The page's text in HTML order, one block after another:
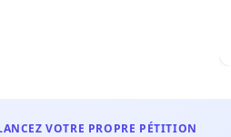
VOTRE PROPRE PÉTITION